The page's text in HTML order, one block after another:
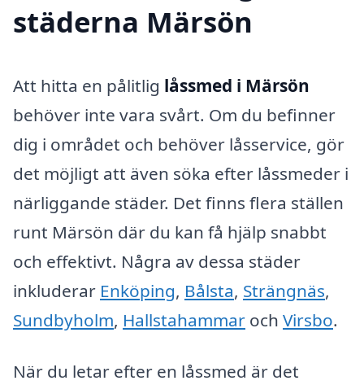
städerna Märsön
Att hitta en pålitlig låssmed i Märsön
behöver inte vara svårt. Om du befinner
dig i området och behöver låsservice, gör
det möjligt att även söka efter låssmeder i
närliggande städer. Det finns flera ställen
runt Märsön där du kan få hjälp snabbt
och effektivt. Några av dessa städer
inkluderar Enköping, Bålsta, Strängnäs,
Sundbyholm, Hallstahammar och Virsbo.
När du letar efter en låssmed är det